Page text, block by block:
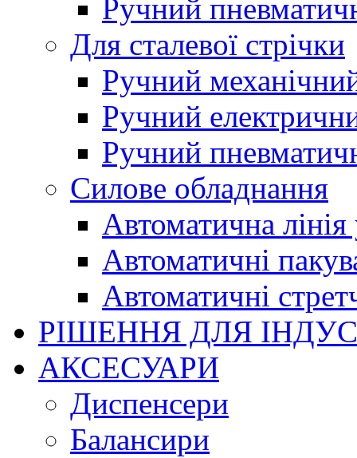
Ручний
Для сталевої стрічки
Ручний
Ручний
Ручний
Силове обладнання
Автоматична
Автоматичні
Автоматичні
РІШЕННЯ ДЛЯ
АКСЕСУАРИ
Диспенсери
Балансири